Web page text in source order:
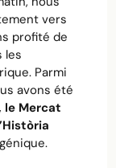
vers
profité de
les
Parmi
avons été
le Mercat